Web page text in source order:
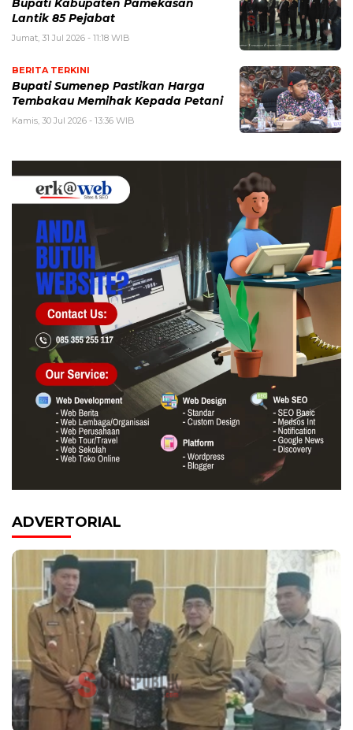
Bupati Kabupaten Pamekasan
Lantik 85 Pejabat
Jumat, 31 Jul 2026 - 11:18 WIB
BERITA TERKINI
Bupati Sumenep Pastikan Harga
Tembakau Memihak Kepada Petani
Kamis, 30 Jul 2026 - 13:36 WIB
ADVERTORIAL